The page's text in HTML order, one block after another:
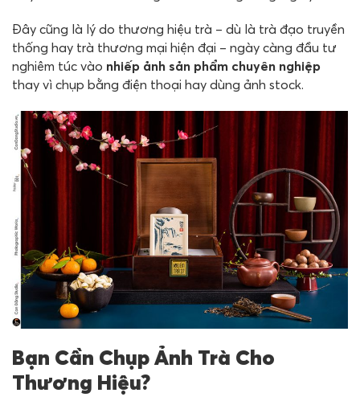
Đây cũng là lý do thương hiệu trà – dù là trà đạo truyền
thống hay trà thương mại hiện đại – ngày càng đầu tư
nghiêm túc vào nhiếp ảnh sản phẩm chuyên nghiệp
thay vì chụp bằng điện thoại hay dùng ảnh stock.
Bạn Cần Chụp Ảnh Trà Cho
Thương Hiệu?